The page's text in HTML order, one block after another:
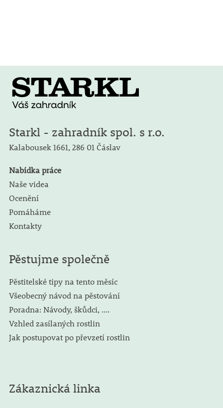
Starkl - zahradník spol. s r.o.
Kalabousek 1661, 286 01 Čáslav
Nabídka práce
Naše videa
Ocenění
Pomáháme
Kontakty
Pěstujme společně
Pěstitelské tipy na tento měsíc
Všeobecný návod na pěstování
Poradna: Návody, škůdci, ....
Vzhled zasílaných rostlin
Jak postupovat po převzetí rostlin
Zákaznická linka